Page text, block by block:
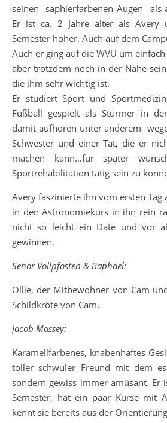
seinen saphierfarbenen Augen als
Er ist ca. 2 Jahre älter als Avery
Semester höher. Auch auf dem
Auch er ging auf die WVU um
aber trotzdem noch in der Nähe
die ihm sehr wichtig ist.
Er studiert Sport und
Fußball gespielt als Stürmer in
damit aufhören unter anderem
Schwester und einer Tat, die er
machen kann…für später
Sportrehabilitation tätig sein zu
Avery faszinierte ihn vom ersten Tag
in den Astronomiekurs in ihn rein
nicht so leicht ein Date und vor
gewinnen.
Senor Vollpfosten & Raphael:
Ollie, der Mitbewohner von Cam
Schildkröte von Cam.
Jacob Massey:
Karamellfarbenes, knabenhaftes
toller schwuler Freund mit dem
sondern gewiss immer amüsant. Er
Semester, hat ein paar Kurse mit
kennt sie bereits aus der